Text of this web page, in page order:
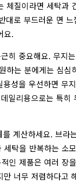
체질이라면 세탁과
대로 부드러운 면 느
요.
히 중요해요. 무지
하는 분에게는 심심
성을 우선하면 무
일리용으로는 특히
를 계산하세요. 브라
탁을 반복하는 소
인 제품은 여러 장
너무 저렴하다고